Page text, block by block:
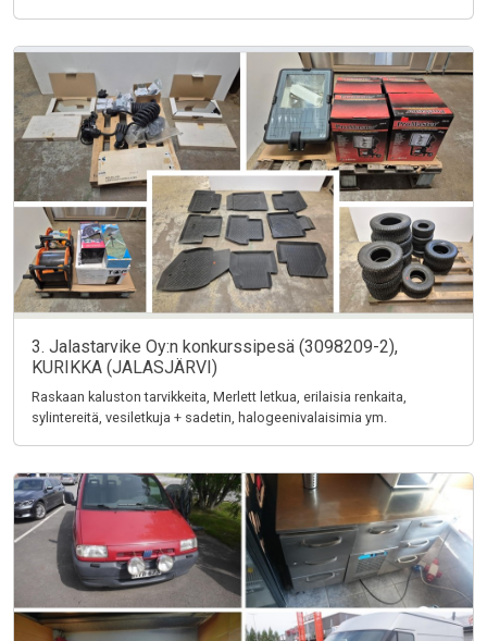
3. Jalastarvike Oy:n konkurssipesä (3098209-2),
KURIKKA (JALASJÄRVI)
Raskaan kaluston tarvikkeita, Merlett letkua, erilaisia renkaita,
sylintereitä, vesiletkuja + sadetin, halogeenivalaisimia ym.